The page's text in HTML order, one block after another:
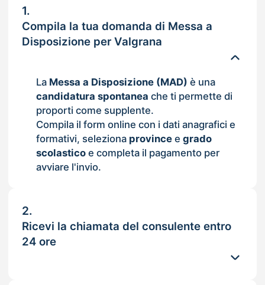
1.
Compila la tua domanda di Messa a
Disposizione per Valgrana
La Messa a Disposizione (MAD) è una
candidatura spontanea che ti permette di
proporti come supplente.
Compila il form online con i dati anagrafici e
formativi, seleziona provincee grado
scolasticoe completa il pagamento per
avviare l'invio.
2.
Ricevi la chiamata del consulente entro
24 ore